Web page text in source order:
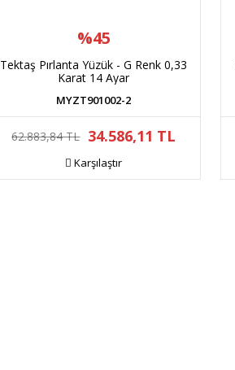
%45
Tektaş Pırlanta Yüzük - G Renk 0,33
Karat 14 Ayar
MYZT901002-2
62.883,84 TL 34.586,11 TL
Karşılaştır